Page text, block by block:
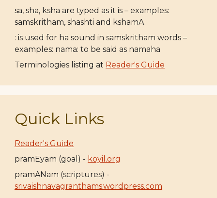
sa, sha, ksha are typed as it is – examples:
samskritham, shashti and kshamA
: is used for ha sound in samskritham words –
examples: nama: to be said as namaha
Terminologies listing at Reader's Guide
Quick Links
Reader's Guide
pramEyam (goal) - koyil.org
pramANam (scriptures) -
srivaishnavagranthams.wordpress.com